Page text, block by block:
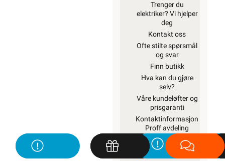
Trenger du
elektriker? Vi hjelper
deg
Kontakt oss
Ofte stilte spørsmål
og svar
Finn butikk
Hva kan du gjøre
selv?
Våre kundeløfter og
prisgaranti
Kontaktinformasjon
Proff avdeling
OM OSS